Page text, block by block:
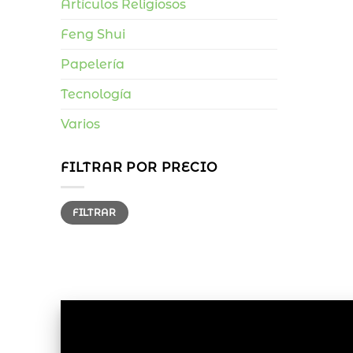
Artículos Religiosos
Feng Shui
Papelería
Tecnología
Varios
FILTRAR POR PRECIO
Precio
mínimo
Precio
máximo
FILTRAR